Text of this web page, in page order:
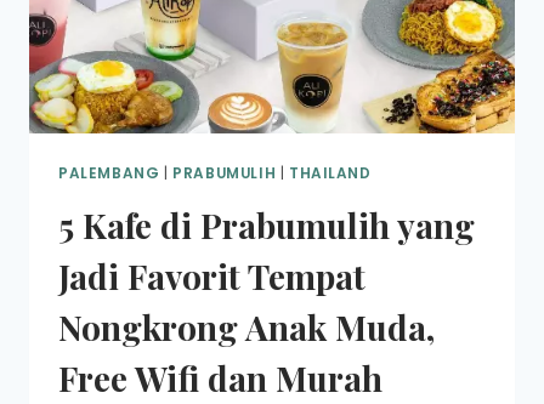
PALEMBANG PRABUMULIH THAILAND
5 Kafe di Prabumulih yang
Jadi Favorit Tempat
Nongkrong Anak Muda,
Free Wifi dan Murah